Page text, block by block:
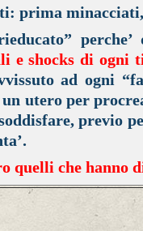
prima
e shocks di ogni
ad ogni
un utero per
previo
quelli che hanno